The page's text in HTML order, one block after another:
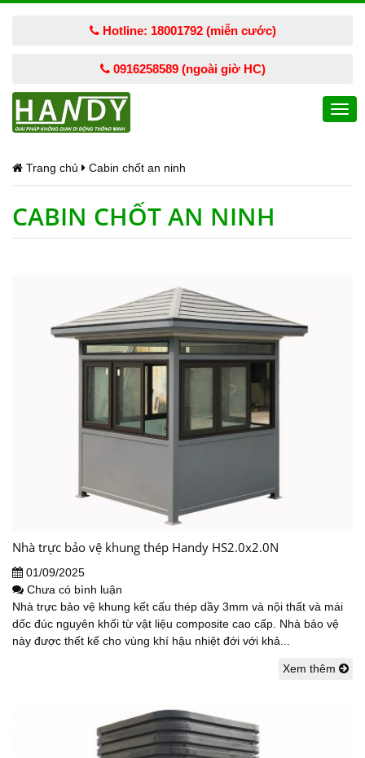
Hotline: 18001792 (miễn cước)
0916258589 (ngoài giờ HC)
Trang chủ Cabin chốt an ninh
CABIN CHỐT AN NINH
Nhà trực bảo vệ khung thép Handy HS2.0x2.0N
01/09/2025
Chưa có bình luận
Nhà trực bảo vệ khung kết cấu thép dầy 3mm và nội thất và mái
dốc đúc nguyên khối từ vật liệu composite cao cấp. Nhà bảo vệ
này được thết kế cho vùng khí hậu nhiệt đới với khả...
Xem thêm